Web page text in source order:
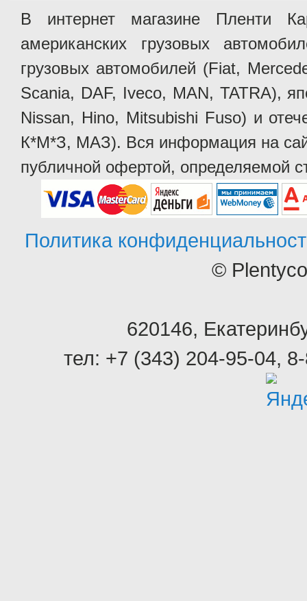
В интернет магазине Пленти
американских грузовых
грузовых автомобилей (Fiat,
Scania, DAF, Iveco, MAN, TATRA),
Nissan, Hino, Mitsubishi Fuso) и
К*М*З, МАЗ). Вся информация на
публичной офертой, определяемой
Политика
©
620146,
тел: +7 (343) 204-95-04,